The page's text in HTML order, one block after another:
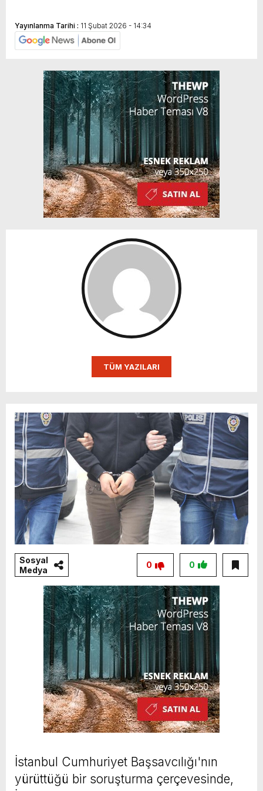
Yayınlanma Tarihi : 11 Şubat 2026 - 14:34
TÜM YAZILARI
Sosyal
Medya
0
0
İstanbul Cumhuriyet Başsavcılığı'nın
yürüttüğü bir soruşturma çerçevesinde,